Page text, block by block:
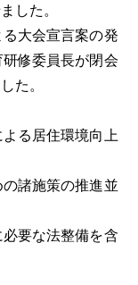
した。
大会宣言案の発
修委員長が閉会
た。
る居住環境向上
諸施策の推進並
要な法整備を含